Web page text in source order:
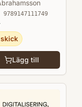
9789147111749
Lägg till